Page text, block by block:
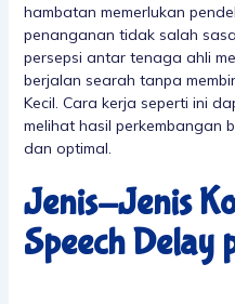
hambatan memerlukan
penanganan tidak salah
persepsi antar tenaga ahli
berjalan searah tanpa
Kecil. Cara kerja seperti ini
melihat hasil perkembangan
dan optimal.
Jenis-Jenis
Speech Delay